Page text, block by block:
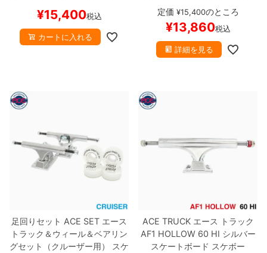
¥15,400税込
カートに入れる
トボード スケボー
定価 ¥15,400のところ
¥13,860税込
詳細を見る
足回りセット ACE SET エース
トラック＆ウィール＆ベアリン
グセット
（クルーザー用）
スケ
ACE TRUCKエース トラック
AF1 HOLLOW60 HI シルバー
スケートボード スケボー